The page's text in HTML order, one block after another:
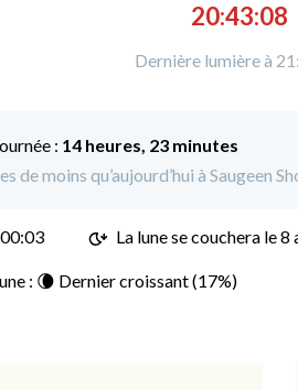
20:43:08
Dernière lumière à
: 14 heures, 23 minutes
de moins qu’aujourd’hui à Saugeen
La lune se couchera le8
: 🌘 Dernier croissant (17%)